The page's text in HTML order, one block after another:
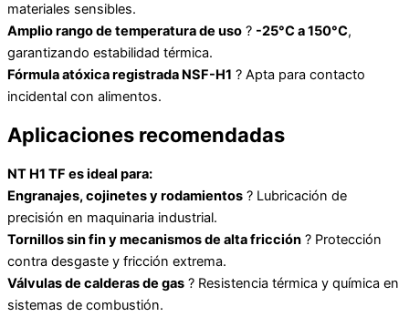
materiales sensibles.
Amplio rango de temperatura de uso ? -25°C a 150°C,
garantizando estabilidad térmica.
Fórmula atóxica registrada NSF-H1 ? Apta para contacto
incidental con alimentos.
Aplicaciones recomendadas
NT H1 TF es ideal para:
Engranajes, cojinetes y rodamientos ? Lubricación de
precisión en maquinaria industrial.
Tornillos sin fin y mecanismos de alta fricción ? Protección
contra desgaste y fricción extrema.
Válvulas de calderas de gas ? Resistencia térmica y química en
sistemas de combustión.